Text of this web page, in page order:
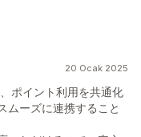
20 Ocak 2025
ポイント利用を共通化
ムーズに連携すること